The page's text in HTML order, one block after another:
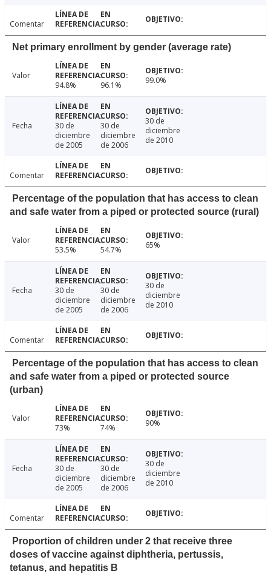
Comentar
Net primary enrollment by gender (average rate)
Valor
94.8%
96.1% 99.0%
Fecha
30 de
diciembre
de 2005
30 de
diciembre
de 2006
30 de
diciembre
de 2010
Comentar
Percentage of the population that has access to clean
and safe water from a piped or protected source (rural)
Valor
53.5%
54.7% 65%
Fecha
30 de
diciembre
de 2005
30 de
diciembre
de 2006
30 de
diciembre
de 2010
Comentar
Percentage of the population that has access to clean
and safe water from a piped or protected source
(urban)
Valor
73%
74% 90%
Fecha
30 de
diciembre
de 2005
30 de
diciembre
de 2006
30 de
diciembre
de 2010
Comentar
Proportion of children under 2 that receive three
doses of vaccine against diphtheria, pertussis,
tetanus, and hepatitis B